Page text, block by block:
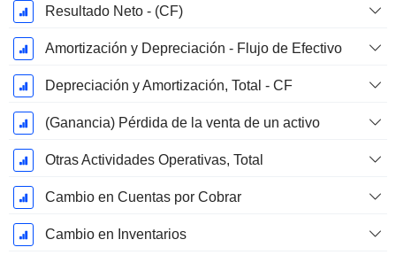
Período
fiscal:
Marzo
Resultado Neto - (CF)
Amortización y Depreciación - Flujo de Efectivo
Depreciación y Amortización, Total - CF
(Ganancia) Pérdida de la venta de un activo
Otras Actividades Operativas, Total
Cambio en Cuentas por Cobrar
Cambio en Inventarios